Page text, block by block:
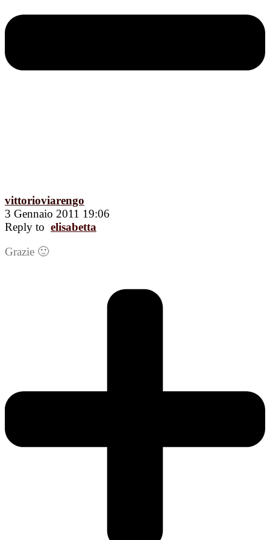
vittorioviarengo
3 Gennaio 2011 19:06
Reply to elisabetta
Grazie 🙂